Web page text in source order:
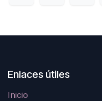
Enlaces útiles
Inicio